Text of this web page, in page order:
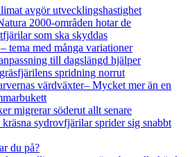
avgör utvecklingshastighet
2000-områden hotar de
som ska skyddas
tema med många variationer
till dagslängd hjälper
spridning norrut
värdväxter– Mycket mer än en
migrerar söderut allt senare
sydrovfjärilar sprider sig snabbt
du på?